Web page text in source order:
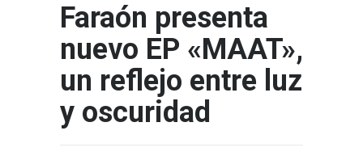
Faraón presenta
nuevo EP «MAAT»,
un reflejo entre luz
y oscuridad